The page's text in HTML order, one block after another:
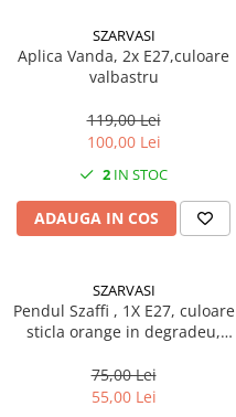
SZARVASI
Aplica Vanda, 2x E27,culoare
valbastru
119,00 Lei
100,00 Lei
2 IN STOC
ADAUGA IN COS
SZARVASI
Pendul Szaffi , 1X E27, culoare
sticla orange in degradeu,
75,00 Lei
55,00 Lei